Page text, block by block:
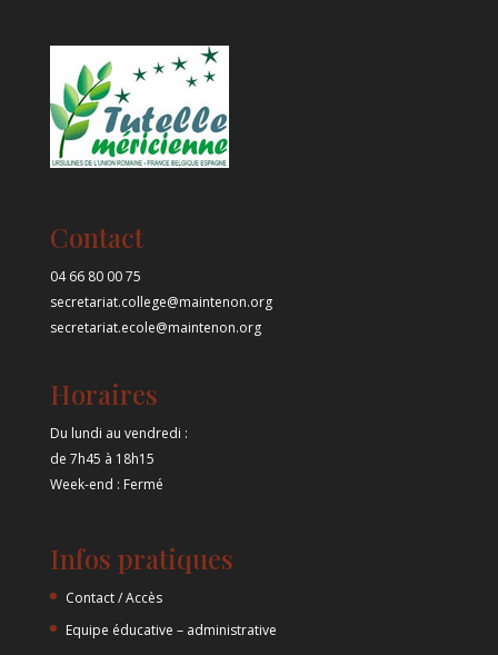
Contact
04 66 80 00 75
secretariat.college@maintenon.org
secretariat.ecole@maintenon.org
Horaires
Du lundi au vendredi :
de 7h45 à 18h15
Week-end : Fermé
Infos pratiques
Contact / Accès
Equipe éducative – administrative